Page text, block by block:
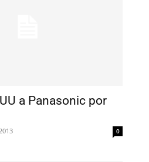
a Panasonic por
0